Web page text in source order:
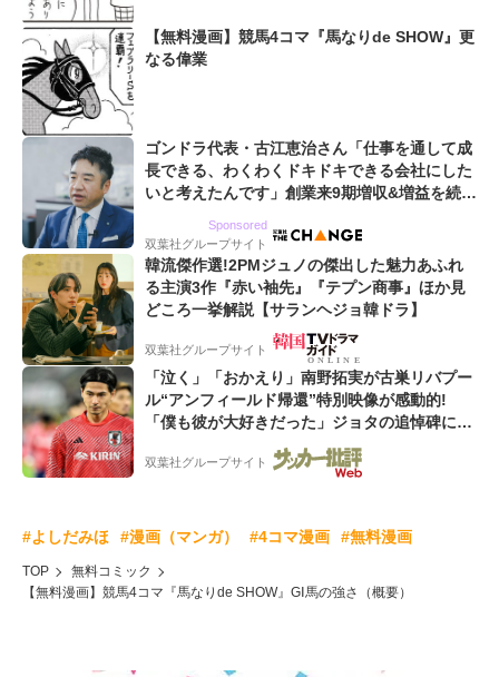
【無料漫画】競馬4コマ『馬なりde SHOW』更
なる偉業
ゴンドラ代表・古江恵治さん「仕事を通して成
長できる、わくわくドキドキできる会社にした
いと考えたんです」創業来9期増収&増益を続け
Sponsored
双葉社グループサイト
韓流傑作選!2PMジュノの傑出した魅力あふれ
る主演3作『赤い袖先』『テプン商事』ほか見
どころ一挙解説【サランヘジョ韓ドラ】
双葉社グループサイト
「泣く」「おかえり」南野拓実が古巣リバプー
ル“アンフィールド帰還”特別映像が感動的!
「僕も彼が大好きだった」ジョタの追悼碑にも
献花!「胸が熱くなります...」
双葉社グループサイト
#よしだみほ #漫画（マンガ） #4コマ漫画 #無料漫画
TOP
無料コミック
【無料漫画】競馬4コマ『馬なりde SHOW』GⅠ馬の強さ（概要）